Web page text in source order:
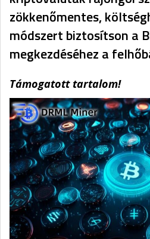
zökkenőmentes,
módszert biztosítson a
megkezdéséhez a
Támogatott tartalom!